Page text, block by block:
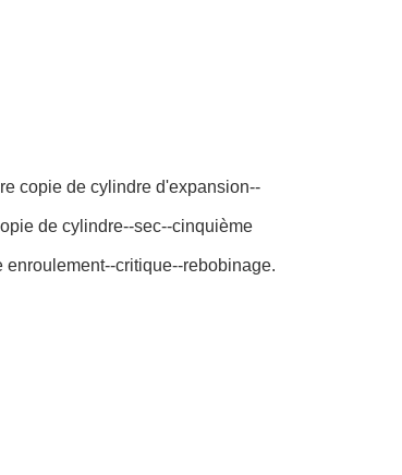
copie de cylindre d'expansion--
de cylindre--sec--cinquième
critique--rebobinage.